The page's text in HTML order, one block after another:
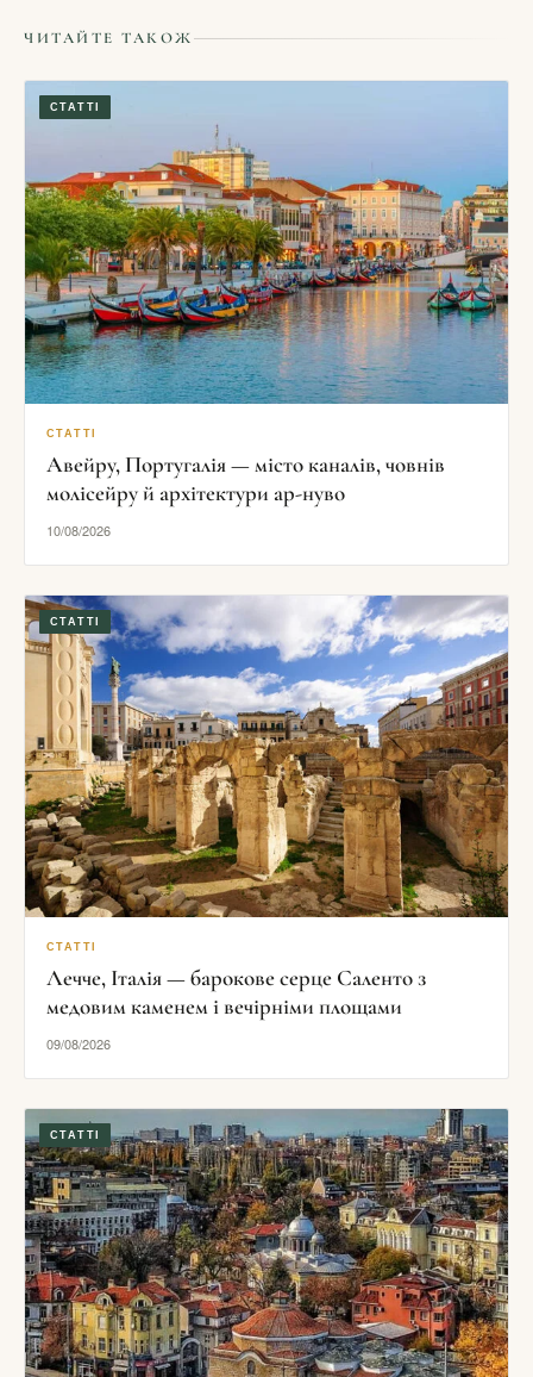
ЧИТАЙТЕ ТАКОЖ
СТАТТІ
СТАТТІ
Авейру, Португалія — місто каналів, човнів
молісейру й архітектури ар-нуво
10/08/2026
СТАТТІ
СТАТТІ
Лечче, Італія — барокове серце Саленто з
медовим каменем і вечірніми площами
09/08/2026
СТАТТІ